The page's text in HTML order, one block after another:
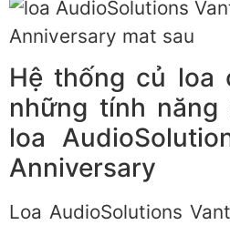
Hệ thống củ loa
những tính
loa
Anniversary
Loa AudioSolutions